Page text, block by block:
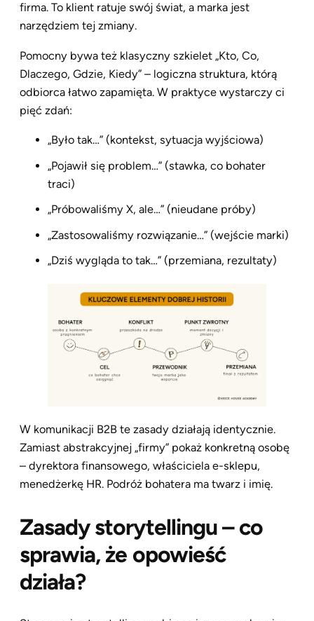
firma. To klient ratuje swój świat, a marka jest
narzędziem tej zmiany.
Pomocny bywa też klasyczny szkielet „Kto, Co,
Dlaczego, Gdzie, Kiedy” – logiczna struktura, którą
odbiorca łatwo zapamięta. W praktyce wystarczy ci
pięć zdań:
„Było tak…” (kontekst, sytuacja wyjściowa)
„Pojawił się problem…” (stawka, co bohater
traci)
„Próbowaliśmy X, ale…” (nieudane próby)
„Zastosowaliśmy rozwiązanie…” (wejście marki)
„Dziś wygląda to tak…” (przemiana, rezultaty)
W komunikacji B2B te zasady działają identycznie.
Zamiast abstrakcyjnej „firmy” pokaż konkretną osobę
– dyrektora finansowego, właściciela e-sklepu,
menedżerkę HR. Podróż bohatera ma twarz i imię.
Zasady storytellingu – co
sprawia, że opowieść
działa?